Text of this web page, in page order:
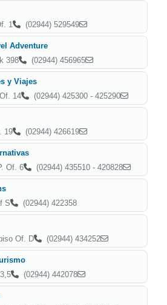
1
(02944) 529549
Adventure
398
(02944) 456965
y Viajes
14
(02944) 425300 - 425290
19
(02944) 426619
Of. 6
(02944) 435510 - 420828
S
(02944) 422358
Of. D
(02944) 434252
(02944) 442078